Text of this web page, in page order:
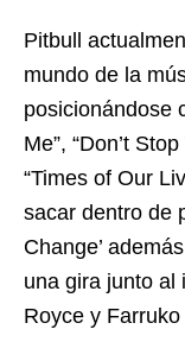
Pitbull
mundo de la
posicionándose
Me”, “Don’t
“Times of Our
sacar dentro de
Change’
una gira junto al
Royce y Farruko